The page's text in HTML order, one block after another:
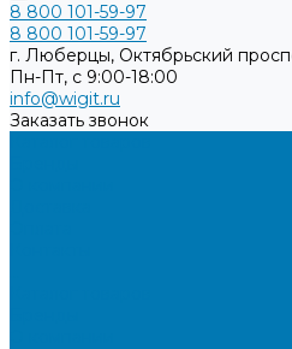
8 800 101-59-97
8 800 101-59-97
г. Люберцы, Октябрьский
Пн-Пт, с 9:00-18:00
info@wigit.ru
Заказать звонок